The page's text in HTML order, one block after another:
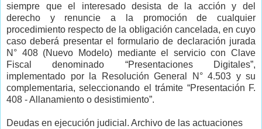
siempre que el interesado desista de la acción y del
derecho y renuncie a la promoción de cualquier
procedimiento respecto de la obligación cancelada, en cuyo
caso deberá presentar el formulario de declaración jurada
N° 408 (Nuevo Modelo) mediante el servicio con Clave
Fiscal denominado “Presentaciones Digitales”,
implementado por la Resolución General N° 4.503 y su
complementaria, seleccionando el trámite “Presentación F.
408 - Allanamiento o desistimiento”.
Deudas en ejecución judicial. Archivo de las actuaciones